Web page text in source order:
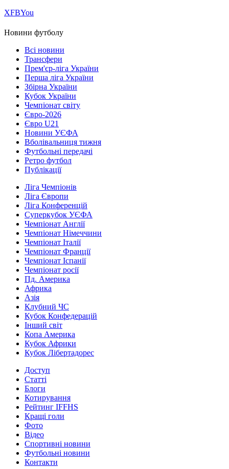
ХFBYou
Новини футболу
Всі новини
Трансфери
Прем'єр-ліга України
Перша ліга України
Збірна України
Кубок України
Чемпіонат світу
Євро-2026
Євро U21
Новини УЄФА
Вболівальниця тижня
Футбольні передачі
Ретро футбол
Публікації
Ліга Чемпіонів
Ліга Європи
Ліга Конференцій
Суперкубок УЄФА
Чемпіонат Англії
Чемпіонат Німеччини
Чемпіонат Італії
Чемпіонат Франції
Чемпіонат Іспанії
Чемпіонат росії
Пд. Америка
Африка
Азія
Клубний ЧС
Кубок Конфедерацій
Інший світ
Копа Америка
Кубок Африки
Кубок Лібертадорес
Доступ
Статті
Блоги
Котирування
Рейтинг IFFHS
Кращі голи
Фото
Відео
Спортивні новини
Футбольні новини
Контакти